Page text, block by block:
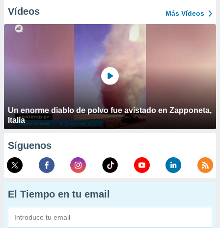
Vídeos Más Vídeos
Un enorme diablo de polvo fue avistado en Zapponeta,
Italia
Síguenos
El Tiempo en tu email